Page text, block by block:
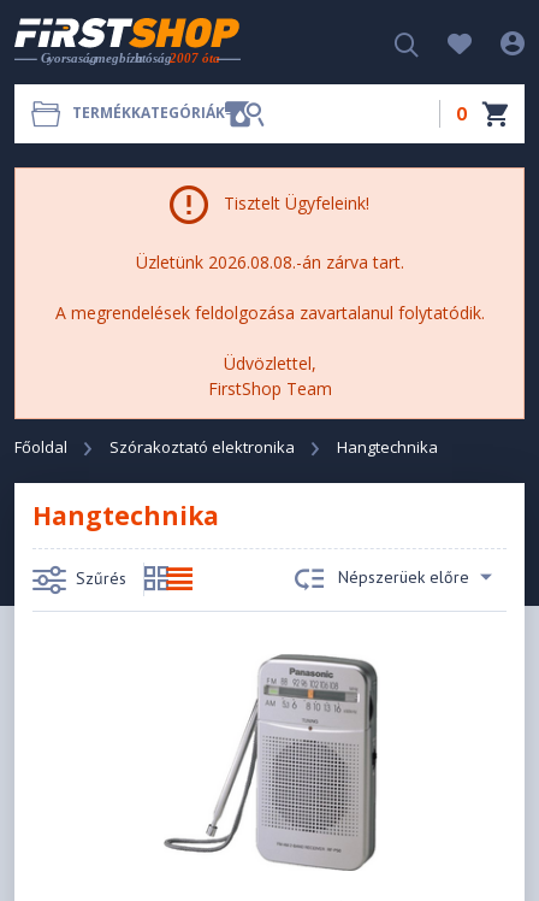
TERMÉKKATEGÓRIÁK 0
Tisztelt Ügyfeleink!
Üzletünk 2026.08.08.-án zárva tart.
A megrendelések feldolgozása zavartalanul folytatódik.
Üdvözlettel,
FirstShop Team
Főoldal Szórakoztató elektronika Hangtechnika
Hangtechnika
Szűrés Népszerüek előre